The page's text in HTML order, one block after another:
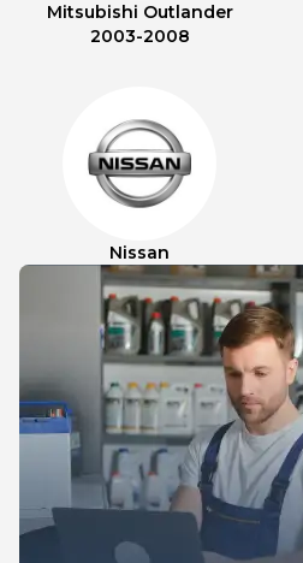
Mitsubishi Outlander
2003-2008
Nissan